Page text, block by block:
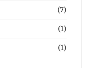
(7)
(1)
(1)